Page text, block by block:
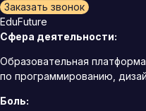
Заказать звонок
EduFuture
Сфера деятельности:
Образовательная
по программированию,
Боль: